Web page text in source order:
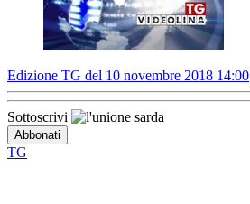
Edizione TG del 10 novembre 2018 14:00
Sottoscrivi
TG